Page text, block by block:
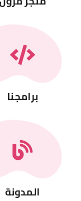
متجر مزون
برامجنا